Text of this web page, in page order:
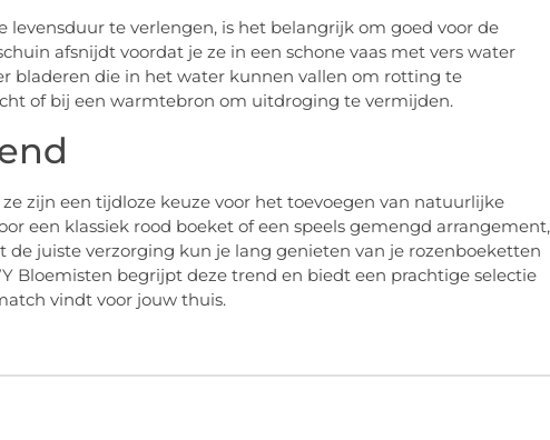
te verlengen, is het belangrijk om goed voor de
afsnijdt voordat je ze in een schone vaas met vers water
bladeren die in het water kunnen vallen om rotting te
of bij een warmtebron om uitdroging te vermijden.
zijn een tijdloze keuze voor het toevoegen van natuurlijke
een klassiek rood boeket of een speels gemengd arrangement,
de juiste verzorging kun je lang genieten van je rozenboeketten
Bloemisten begrijpt deze trend en biedt een prachtige selectie
vindt voor jouw thuis.